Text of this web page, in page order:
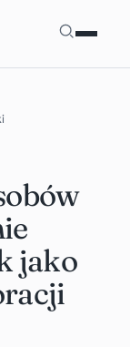
Szukaj
jako